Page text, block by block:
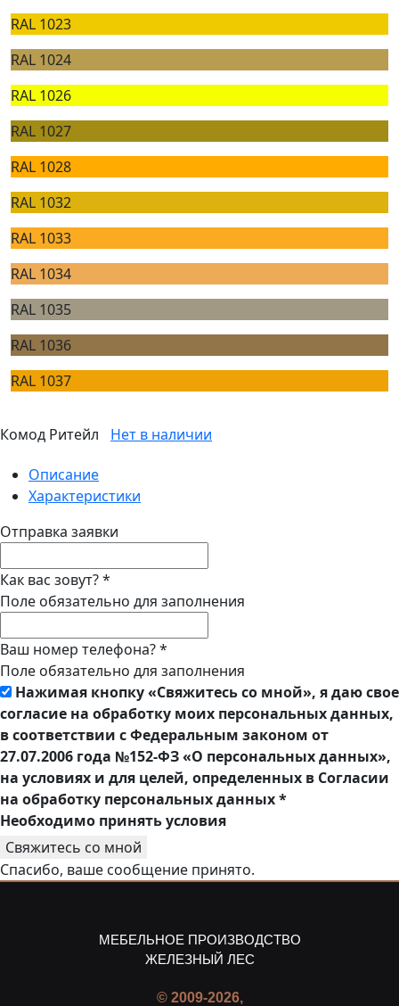
RAL 1023
RAL 1024
RAL 1026
RAL 1027
RAL 1028
RAL 1032
RAL 1033
RAL 1034
RAL 1035
RAL 1036
RAL 1037
Комод Ритейл Нет в наличии
Описание
Характеристики
Отправка заявки
Как вас зовут?*
Поле обязательно для заполнения
Ваш номер телефона?*
Поле обязательно для заполнения
Нажимая кнопку «Свяжитесь со мной», я даю свое
согласие на обработку моих персональных данных,
в соответствии с Федеральным законом от
27.07.2006 года №152-ФЗ «О персональных данных»,
на условиях и для целей, определенных в Согласии
на обработку персональных данных*
Необходимо принять условия
Свяжитесь со мной
Спасибо, ваше сообщение принято.
МЕБЕЛЬНОЕ ПРОИЗВОДСТВО
ЖЕЛЕЗНЫЙ ЛЕС
© 2009-2026,